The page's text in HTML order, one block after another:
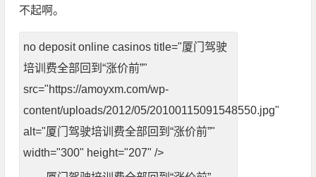
不起啊。
no deposit online casinostitle="厦门驾驶
培训费全部回到“涨价前”"
src="https://amoyxm.com/wp-
content/uploads/2012/05/20100115091548550.jpg"
alt="厦门驾驶培训费全部回到“涨价前”"
width="300" height="207" />